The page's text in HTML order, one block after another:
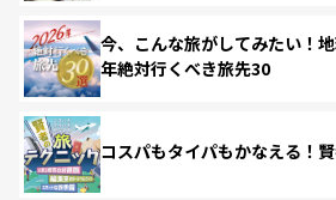
今、こんな旅がしてみたい！
年絶対行くべき旅先30
コスパもタイパもかなえる！